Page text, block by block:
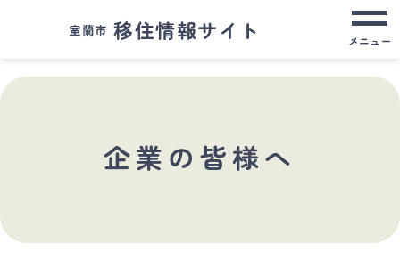
室蘭市 移住情報サイト メニュー
企業の皆様へ